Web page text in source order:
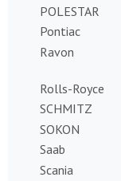
POLESTAR
Pontiac
Ravon
Rolls-Royce
SCHMITZ
SOKON
Saab
Scania